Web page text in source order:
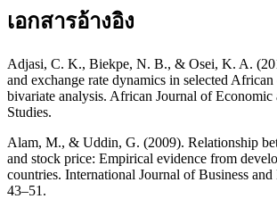
เอกสารอ้างอิง
Adjasi, C. K., Biekpe, N. B., & Osei, K. A.
and exchange rate dynamics in selected
bivariate analysis. African Journal of Economic
Studies.
Alam, M., & Uddin, G. (2009). Relationship
and stock price: Empirical evidence from
countries. International Journal of Business
43–51.